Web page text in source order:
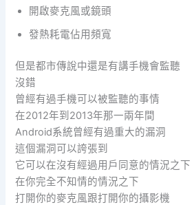
開啟麥克風或鏡頭
發熱耗電佔用頻寬
但是都市傳說中還是有講手機會監聽
沒錯
曾經有過手機可以被監聽的事情
在2012年到2013年那一兩年間
Android系統曾經有過重大的漏洞
這個漏洞可以誇張到
它可以在沒有經過用戶同意的情況之下
在你完全不知情的情況之下
打開你的麥克風跟打開你的攝影機